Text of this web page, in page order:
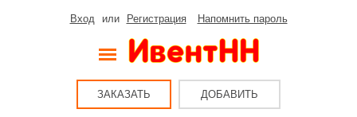
Вход или Регистрация Напомнить пароль
ЗАКАЗАТЬ ДОБАВИТЬ